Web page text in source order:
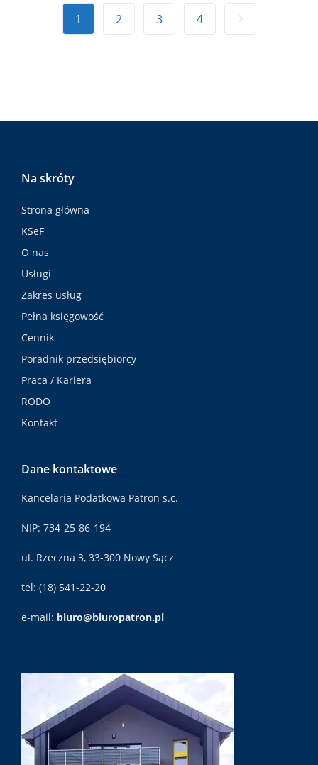
1 2 3 4
Na skróty
Strona główna
KSeF
O nas
Usługi
Zakres usług
Pełna księgowość
Cennik
Poradnik przedsiębiorcy
Praca / Kariera
RODO
Kontakt
Dane kontaktowe
Kancelaria Podatkowa Patron s.c.
NIP: 734-25-86-194
ul. Rzeczna 3, 33-300 Nowy Sącz
tel: (18) 541-22-20
e-mail: biuro@biuropatron.pl